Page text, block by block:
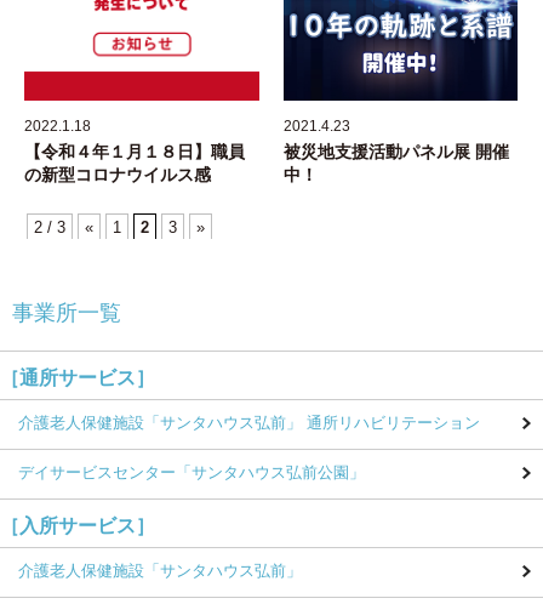
2022.1.18
【令和４年１月１８日】職員
の新型コロナウイルス感
2021.4.23
被災地支援活動パネル展 開催
中！
2 / 3 « 1 2 3 »
事業所一覧
［通所サービス］
介護老人保健施設 「サンタハウス弘前」 通所リハビリテーション
デイサービスセンター 「サンタハウス弘前公園」
［入所サービス］
介護老人保健施設 「サンタハウス弘前」